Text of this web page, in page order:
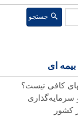
جستجوجستجو
ای
کافی نیست؟
سرمایه‌گذاری
کشور